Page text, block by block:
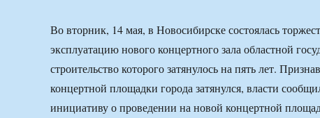
Во вторник, 14 мая, в Новосибирске состоялась
эксплуатацию нового концертного зала областной
строительство которого затянулось на пять лет.
концертной площадки города затянулся, власти
инициативу о проведении на новой концертной